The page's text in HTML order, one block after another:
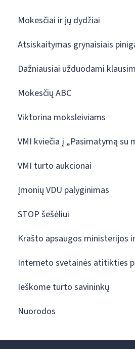
Mokesčiai ir jų dydžiai
Atsiskaitymas grynaisiais
Dažniausiai užduodami
Mokesčių ABC
Viktorina moksleiviams
VMI kviečia į „Pasimatymą su
VMI turto aukcionai
Įmonių VDU palyginimas
STOP šešėliui
Krašto apsaugos ministerijos
Interneto svetainės atitikties
Ieškome turto savininkų
Nuorodos